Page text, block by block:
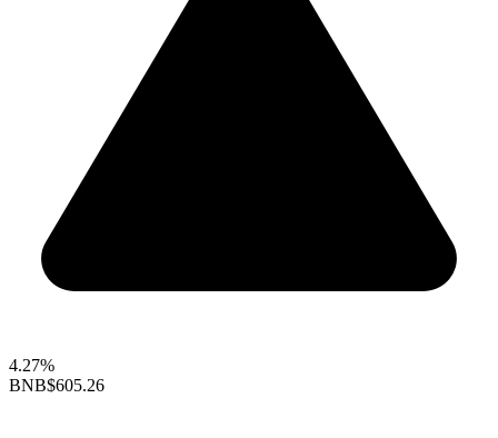
4.27%
BNB$605.26